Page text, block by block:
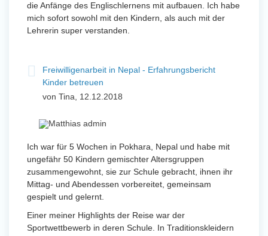
die Anfänge des Englischlernens mit aufbauen. Ich habe
mich sofort sowohl mit den Kindern, als auch mit der
Lehrerin super verstanden.
Freiwilligenarbeit in Nepal - Erfahrungsbericht
Kinder betreuen
von Tina, 12.12.2018
Ich war für 5 Wochen in Pokhara, Nepal und habe mit
ungefähr 50 Kindern gemischter Altersgruppen
zusammengewohnt, sie zur Schule gebracht, ihnen ihr
Mittag- und Abendessen vorbereitet, gemeinsam
gespielt und gelernt.
Einer meiner Highlights der Reise war der
Sportwettbewerb in deren Schule. In Traditionskleidern